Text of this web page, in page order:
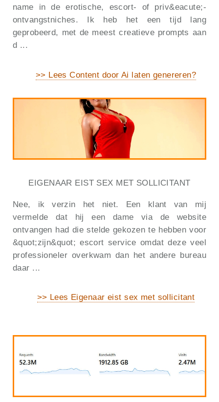
name in de erotische, escort- of priv&eacute;-
ontvangstniches. Ik heb het een tijd lang
geprobeerd, met de meest creatieve prompts aan
d ...
>> Lees Content door Ai laten genereren?
EIGENAAR EIST SEX MET SOLLICITANT
Nee, ik verzin het niet. Een klant van mij
vermelde dat hij een dame via de website
ontvangen had die stelde gekozen te hebben voor
&quot;zijn&quot; escort service omdat deze veel
professioneler overkwam dan het andere bureau
daar ...
>> Lees Eigenaar eist sex met sollicitant